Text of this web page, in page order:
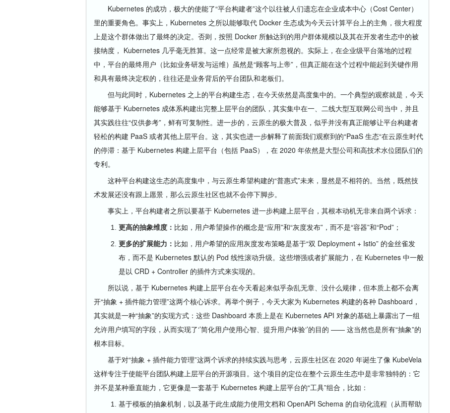
Kubernetes 的成功，极大的使能了“平台构建者”这个以往被人们遗忘在企业成本中心（Cost Center）
里的重要角色。事实上，Kubernetes 之所以能够取代 Docker 生态成为今天云计算平台上的主角，很大程度
上是这个群体做出了最终的决定。否则，按照 Docker 所触达到的用户群体规模以及其在开发者生态中的被
接纳度， Kubernetes 几乎毫无胜算。这一点经常是被大家所忽视的。实际上，在企业级平台落地的过程
中，平台的最终用户（比如业务研发与运维）虽然是“顾客与上帝”，但真正能在这个过程中能起到关键作用
和具有最终决定权的，往往还是业务背后的平台团队和老板们。
但与此同时，Kubernetes 之上的平台构建生态，在今天依然是高度集中的。一个典型的观察就是，今天
能够基于 Kubernetes 成体系构建出完整上层平台的团队，其实集中在一、二线大型互联网公司当中，并且
其实践往往“仅供参考”，鲜有可复制性。进一步的，云原生的极大普及，似乎并没有真正能够让平台构建者
轻松的构建 PaaS 或者其他上层平台。这，其实也进一步解释了前面我们观察到的“PaaS 生态“在云原生时代
的停滞：基于 Kubernetes 构建上层平台（包括 PaaS），在 2020 年依然是大型公司和高技术水位团队们的
专利。
这种平台构建这生态的高度集中，与云原生希望构建的“普惠式”未来，显然是不相符的。当然，既然技
术发展还没有跟上愿景，那么云原生社区也就不会停下脚步。
事实上，平台构建者之所以要基于 Kubernetes 进一步构建上层平台，其根本动机无非来自两个诉求：
更高的抽象维度： 比如，用户希望操作的概念是“应用”和“灰度发布”，而不是“容器”和“Pod”；
更多的扩展能力： 比如，用户希望的应用灰度发布策略是基于“双 Deployment + Istio” 的金丝雀发
布，而不是 Kubernetes 默认的 Pod 线性滚动升级。这些增强或者扩展能力，在 Kubernetes 中一般
是以 CRD + Controller 的插件方式来实现的。
所以说，基于 Kubernetes 构建上层平台在今天看起来似乎杂乱无章、没什么规律，但本质上都不会离
开“抽象 + 插件能力管理”这两个核心诉求。再举个例子，今天大家为 Kubernetes 构建的各种 Dashboard，
其实就是一种“抽象”的实现方式：这些 Dashboard 本质上是在 Kubernetes API 对象的基础上暴露出了一组
允许用户填写的字段，从而实现了‘’简化用户使用心智、提升用户体验‘’的目的 —— 这当然也是所有“抽象”的
根本目标。
基于对“抽象 + 插件能力管理”这两个诉求的持续实践与思考，云原生社区在 2020 年诞生了像 KubeVela
这样专注于使能平台团队构建上层平台的开源项目。这个项目的定位在整个云原生生态中是非常独特的：它
并不是某种垂直能力，它更像是一套基于 Kubernetes 构建上层平台的“工具”组合，比如：
基于模板的抽象机制，以及基于此生成能力使用文档和 OpenAPI Schema 的自动化流程（从而帮助